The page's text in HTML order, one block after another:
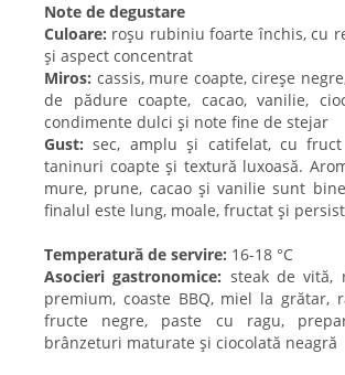
Note de degustare
Culoare: roșu rubiniu foarte închis, cu
și aspect concentrat
Miros: cassis, mure coapte, cireșe
de pădure coapte, cacao, vanilie,
condimente dulci și note fine de stejar
Gust: sec, amplu și catifelat, cu
taninuri coapte și textură luxoasă.
mure, prune, cacao și vanilie sunt
finalul este lung, moale, fructat și
Temperatură de servire: 16-18 °C
Asocieri gastronomice: steak de vită,
premium, coaste BBQ, miel la grătar,
fructe negre, paste cu ragu,
brânzeturi maturate și ciocolată neagră